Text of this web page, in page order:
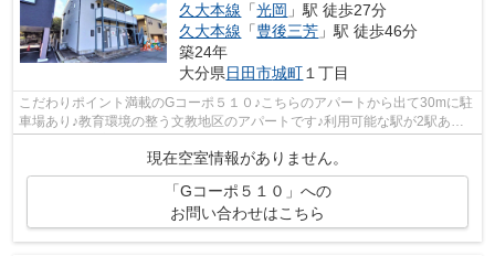
久大本線 「光岡 」駅 徒歩27分
久大本線 「豊後三芳 」駅 徒歩46分
築24年
大分県日田市城町１丁目
こだわりポイント満載のGコーポ５１０♪こちらのアパートから出て30mに駐
車場あり♪教育環境の整う文教地区のアパートです♪利用可能な駅が2駅あ
現在空室情報がありません。
「Gコーポ５１０」への
お問い合わせはこちら